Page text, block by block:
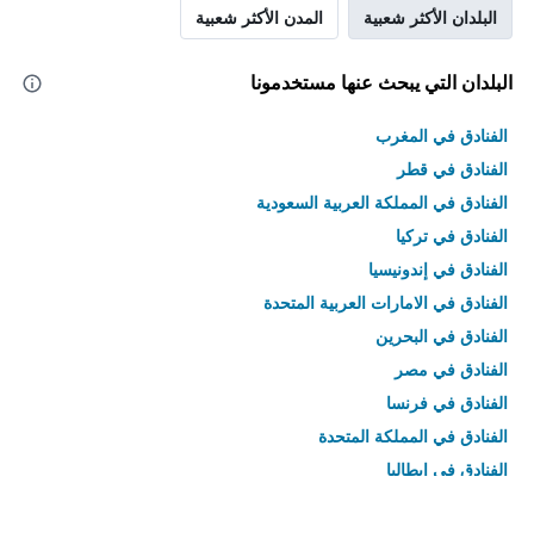
البلدان الأكثر شعبية المدن الأكثر شعبية
البلدان التي يبحث عنها مستخدمونا
الفنادق في المغرب
الفنادق في قطر
الفنادق في المملكة العربية السعودية
الفنادق في تركيا
الفنادق في إندونيسيا
الفنادق في الامارات العربية المتحدة
الفنادق في البحرين
الفنادق في مصر
الفنادق في فرنسا
الفنادق في المملكة المتحدة
الفنادق في إيطاليا